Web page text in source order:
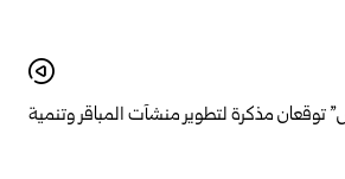
توقعان مذكرة لتطوير منشآت المباقر وتنمية